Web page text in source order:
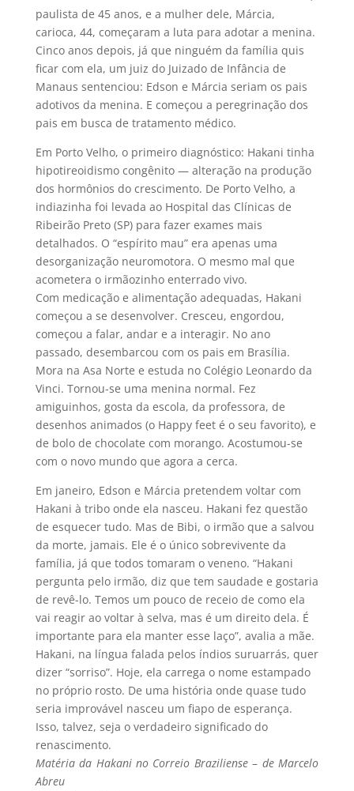
paulista de 45 anos, e a mulher dele, Márcia,
carioca, 44, começaram a luta para adotar a menina.
Cinco anos depois, já que ninguém da família quis
ficar com ela, um juiz do Juizado de Infância de
Manaus sentenciou: Edson e Márcia seriam os pais
adotivos da menina. E começou a peregrinação dos
pais em busca de tratamento médico.
Em Porto Velho, o primeiro diagnóstico: Hakani tinha
hipotireoidismo congênito — alteração na produção
dos hormônios do crescimento. De Porto Velho, a
indiazinha foi levada ao Hospital das Clínicas de
Ribeirão Preto (SP) para fazer exames mais
detalhados. O “espírito mau” era apenas uma
desorganização neuromotora. O mesmo mal que
acometera o irmãozinho enterrado vivo.
Com medicação e alimentação adequadas, Hakani
começou a se desenvolver. Cresceu, engordou,
começou a falar, andar e a interagir. No ano
passado, desembarcou com os pais em Brasília.
Mora na Asa Norte e estuda no Colégio Leonardo da
Vinci. Tornou-se uma menina normal. Fez
amiguinhos, gosta da escola, da professora, de
desenhos animados (o Happy feet é o seu favorito), e
de bolo de chocolate com morango. Acostumou-se
com o novo mundo que agora a cerca.
Em janeiro, Edson e Márcia pretendem voltar com
Hakani à tribo onde ela nasceu. Hakani fez questão
de esquecer tudo. Mas de Bibi, o irmão que a salvou
da morte, jamais. Ele é o único sobrevivente da
família, já que todos tomaram o veneno. “Hakani
pergunta pelo irmão, diz que tem saudade e gostaria
de revê-lo. Temos um pouco de receio de como ela
vai reagir ao voltar à selva, mas é um direito dela. É
importante para ela manter esse laço”, avalia a mãe.
Hakani, na língua falada pelos índios suruarrás, quer
dizer “sorriso”. Hoje, ela carrega o nome estampado
no próprio rosto. De uma história onde quase tudo
seria improvável nasceu um fiapo de esperança.
Isso, talvez, seja o verdadeiro significado do
renascimento.
Matéria da Hakani no Correio Braziliense– de Marcelo
Abreu